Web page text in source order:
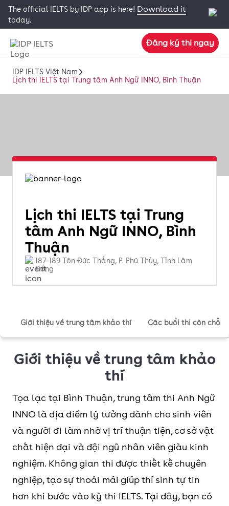
The official IELTS by IDP app is here! Download it
today.
Đăng ký thi ngay
IDP IELTS Việt Nam
Lịch thi IELTS tại Trung tâm Anh Ngữ INNO, Bình Thuận
Lịch thi IELTS tại Trung
tâm Anh Ngữ INNO, Bình
Thuận
187-189 Tôn Đức Thắng, P. Phú Thủy, Tỉnh Lâm
Đồng
Giới thiệu về trung tâm khảo thí Các buổi thi còn chỗ
Giới thiệu về trung tâm khảo
thí
Tọa lạc tại Bình Thuận, trung tâm thi Anh Ngữ
INNO là địa điểm lý tưởng dành cho sinh viên
và người đi làm nhờ vị trí thuận tiện, cơ sở vật
chất hiện đại và đội ngũ nhân viên giàu kinh
nghiệm. Không gian thi được thiết kế chuyên
nghiệp, tạo sự thoải mái giúp thí sinh tự tin
hơn khi bước vào kỳ thi IELTS. Tại đây, bạn có